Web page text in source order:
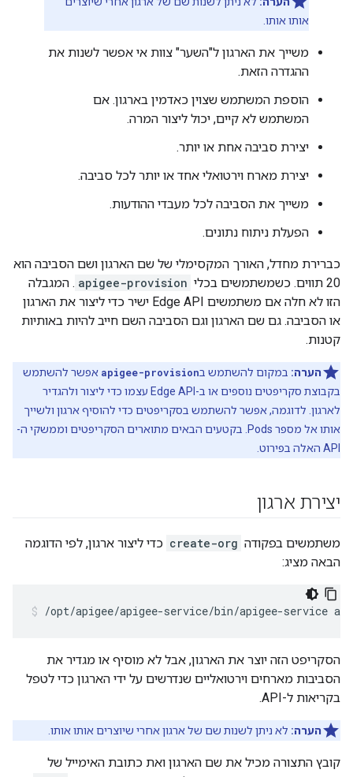
אותו אותו.
משייך את הארגון ל"השער" צוות אי אפשר לשנות את
ההגדרה הזאת.
הוספת המשתמש שצוין כאדמין בארגון. אם
המשתמש לא קיים, יכול ליצור המרה.
יצירת סביבה אחת או יותר.
יצירת מארח וירטואלי אחד או יותר לכל סביבה.
משייך את הסביבה לכל מעבדי ההודעות.
הפעלת ניתוח נתונים.
כברירת מחדל, האורך המקסימלי של שם הארגון ושם הסביבה הוא
20 תווים. כשמשתמשים בכלי
apigee-provision . המגבלה
הזו לא חלה אם משתמשים Edge API ישיר כדי ליצור את הארגון
או הסביבה. גם שם הארגון וגם הסביבה השם חייב להיות באותיות
קטנות.
הערה: במקום להשתמש בapigee-provision אפשר להשתמש
בקבוצת סקריפטים נוספים או ב-Edge API עצמו כדי ליצור ולהגדיר
לארגון. לדוגמה, אפשר להשתמש בסקריפטים כדי להוסיף ארגון ולשייך
אותו אל מספר Pods. בקטעים הבאים מתוארים הסקריפטים וממשקי ה-
API האלה בפירוט.
יצירת ארגון
משתמשים בפקודה create-org כדי ליצור ארגון, לפי הדוגמה
הבאה מציג:
/opt/apigee/apigee-service/bin/apigee-service
הסקריפט הזה יוצר את הארגון, אבל לא מוסיף או מגדיר את
הסביבות מארחים וירטואליים שנדרשים על ידי הארגון כדי לטפל
בקריאות ל-API.
הערה: לא ניתן לשנות שם של ארגון אחרי שיוצרים אותו אותו.
קובץ התצורה מכיל את שם הארגון ואת כתובת האימייל של